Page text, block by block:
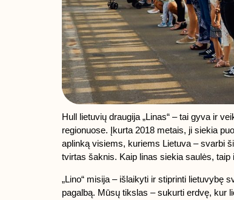
Hull lietuvių draugija „Linas“ – tai gyva ir
regionuose. Įkurta 2018 metais, ji siekia
aplinką visiems, kuriems Lietuva – svarbi
tvirtas šaknis. Kaip linas siekia saulės,
„Lino“ misija – išlaikyti ir stiprinti lietuvybę
pagalbą. Mūsų tikslas – sukurti erdvę, kur